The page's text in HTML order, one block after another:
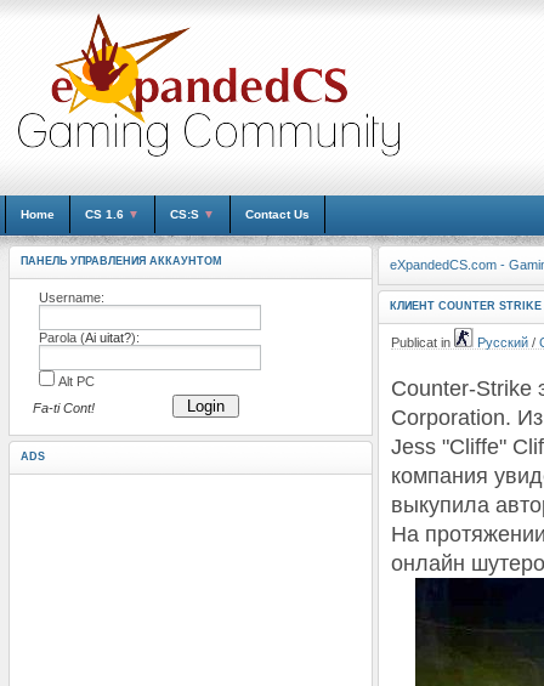
Home CS 1.6 ▼ CS:S ▼ Contact Us
ПАНЕЛЬ УПРАВЛЕНИЯ АККАУНТОМ
Username:
Parola (Ai uitat?):
Alt PC
Login
Fa-ti Cont!
ADS
eXpandedCS.com -
КЛИЕНТ COUNTER
Publicat in Русский /
Counter-Strike
Corporation.
Jess "Cliffe"
компания
выкупила
На
онлайн